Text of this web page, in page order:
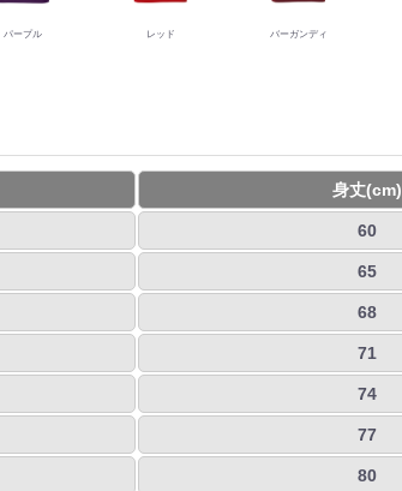
パープル レッド バーガンディ
身丈(cm)
60
65
68
71
74
77
80